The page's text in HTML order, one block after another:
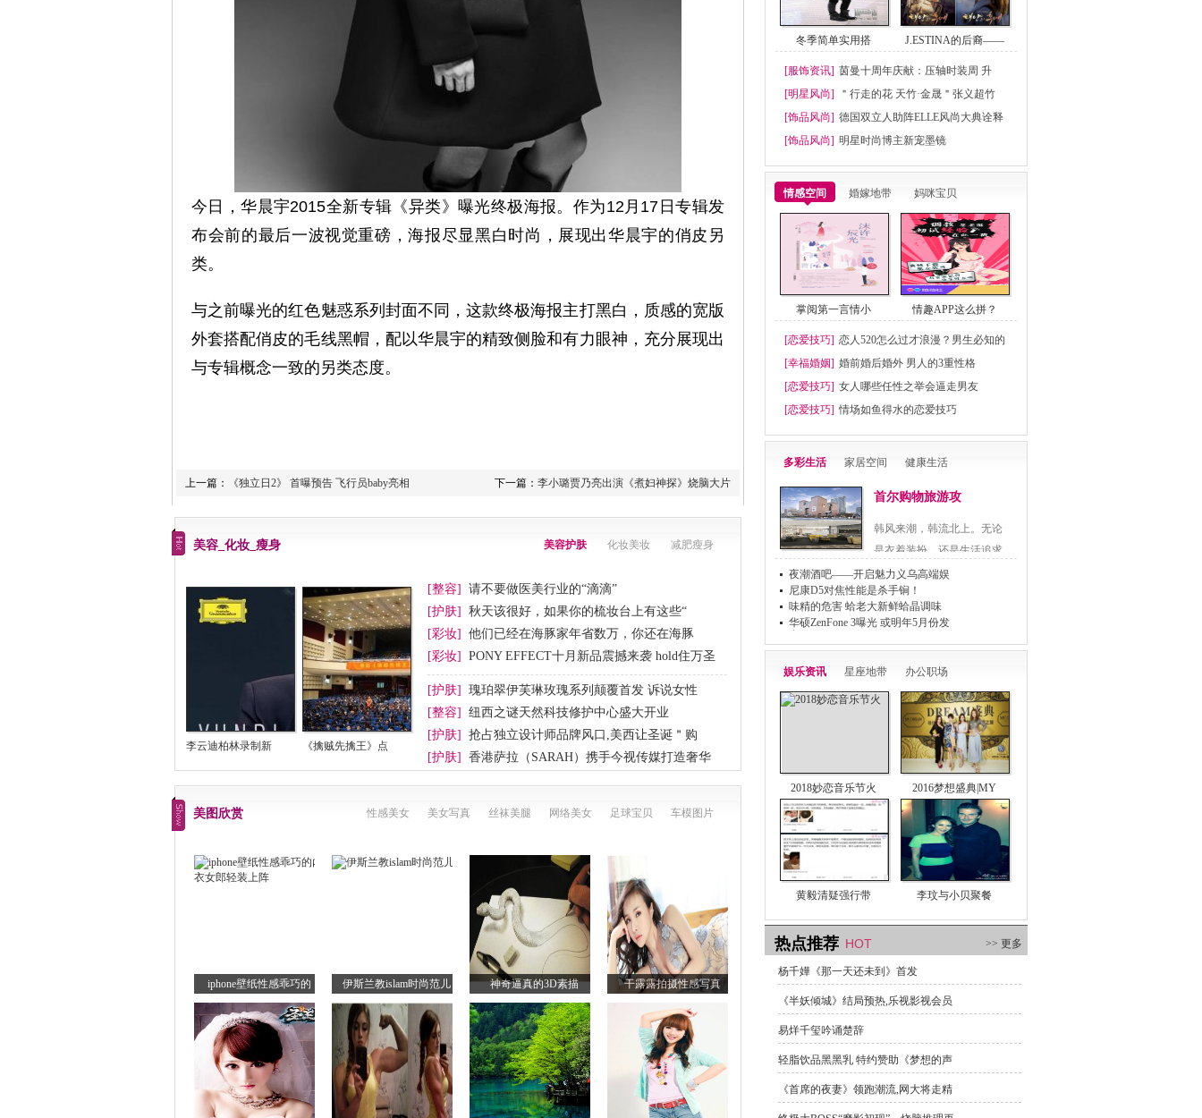
今日，华晨宇2015全新专辑《异类》曝光终极海报。作为12月17日专辑发
布会前的最后一波视觉重磅，海报尽显黑白时尚，展现出华晨宇的俏皮另
类。
与之前曝光的红色魅惑系列封面不同，这款终极海报主打黑白，质感的宽版
外套搭配俏皮的毛线黑帽，配以华晨宇的精致侧脸和有力眼神，充分展现出
与专辑概念一致的另类态度。
上一篇： 《独立日2》 首曝预告 飞行员baby亮相 下一篇： 李小璐贾乃亮出演《煮妇神探》烧脑大片
美容_化妆_瘦身 美容护肤 化妆美妆 减肥瘦身
李云迪柏林录制新 《擒贼先擒王》点
[整容]
请不要做医美行业的“滴滴”
[护肤]
秋天该很好，如果你的梳妆台上有这些“
[彩妆]
他们已经在海豚家年省数万，你还在海豚
[彩妆]
PONY EFFECT十月新品震撼来袭 hold住万圣
节妆
[护肤]
瑰珀翠伊芙琳玫瑰系列颠覆首发 诉说女性
[整容]
纽西之谜天然科技修护中心盛大开业
[护肤]
抢占独立设计师品牌风口,美西让圣诞＂购
[护肤]
香港萨拉（SARAH）携手今视传媒打造奢华
美图欣赏 性感美女 美女写真 丝袜美腿 网络美女 足球宝贝 车模图片
iphone壁纸性感乖巧的 伊斯兰教islam时尚范儿 神奇逼真的3D素描 干露露拍摄性感写真
冬季简单实用搭 J.ESTINA的后裔——
[服饰资讯] 茵曼十周年庆献：压轴时装周 升
[明星风尚]
＂行走的花 天竹·金晟＂张义超竹
[饰品风尚] 德国双立人助阵ELLE风尚大典诠释
[饰品风尚] 明星时尚博主新宠墨镜
情感空间 婚嫁地带 妈咪宝贝
掌阅第一言情小 情趣APP这么拼？
[恋爱技巧] 恋人520怎么过才浪漫？男生必知的
[幸福婚姻] 婚前婚后婚外 男人的3重性格
[恋爱技巧] 女人哪些任性之举会逼走男友
[恋爱技巧] 情场如鱼得水的恋爱技巧
多彩生活 家居空间 健康生活
首尔购物旅游攻
韩风来潮，韩流北上。无论
是衣着装扮，还是生活追求
都..
夜潮酒吧——开启魅力义乌高端娱
尼康D5对焦性能是杀手锏！
味精的危害 蛤老大新鲜蛤晶调味
华硕ZenFone 3曝光 或明年5月份发
娱乐资讯 星座地带 办公职场
2018妙恋音乐节火 2016梦想盛典|MY
黄毅清疑强行带 李玟与小贝聚餐
热点推荐 HOT >> 更多
杨千嬅《那一天还未到》首发
《半妖倾城》结局预热,乐视影视会员
易烊千玺吟诵楚辞
轻脂饮品黑黑乳 特约赞助《梦想的声
《首席的夜妻》领跑潮流,网大将走精